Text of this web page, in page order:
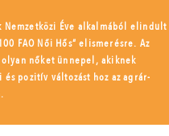
Nemzetközi Éve alkalmából elindult
FAO Női Hős” elismerésre. Az
nőket ünnepel, akiknek
és pozitív változást hoz az agrár-